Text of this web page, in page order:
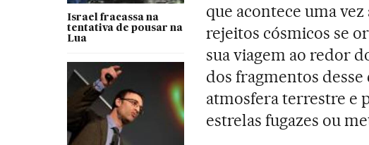
Israel fracassa na
tentativa de pousar na
Lua
que acontece uma vez
rejeitos cósmicos se
sua viagem ao redor
dos fragmentos
atmosfera terrestre e
estrelas fugazes ou